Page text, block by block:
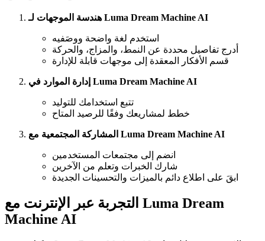
هندسة الموجهات لـ Luma Dream Machine AI
استخدم لغة واضحة ووصَفيه
أدرج تفاصيل محددة عن النمط، والمزاج، والحركة
قسم الأفكار المعقدة إلى موجهات قابلة للإدارة
إدارة الموارد في Luma Dream Machine AI
تتبع استخدامك للتوليد
خطط لمشاريعك وفقًا للرصيد المتاح
المشاركة المجتمعية مع Luma Dream Machine AI
انضم إلى مجتمعات المستخدمين
شارك الخبرات وتعلم من الآخرين
ابقَ على اطلاع دائم بالميزات والتحسينات الجديدة
التجربة عبر الإنترنت مع Luma Dream
Machine AI